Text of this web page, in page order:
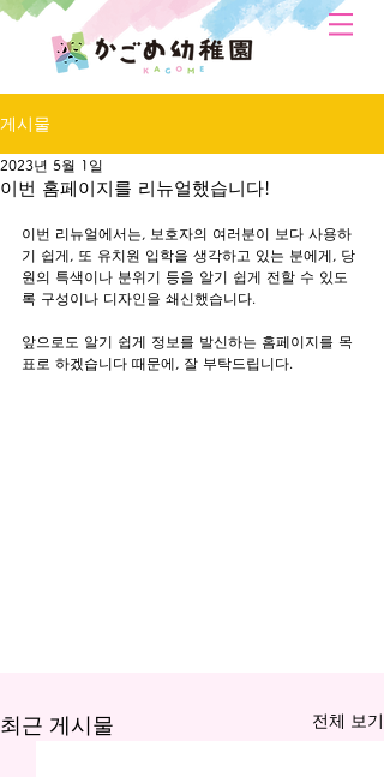
게시물
이번 홈페이지를 리뉴얼했습니다!
2023년 5월 1일
이번 리뉴얼에서는, 보호자의 여러분이 보다 사용하
기 쉽게, 또 유치원 입학을 생각하고 있는 분에게, 당
원의 특색이나 분위기 등을 알기 쉽게 전할 수 있도
록 구성이나 디자인을 쇄신했습니다.
앞으로도 알기 쉽게 정보를 발신하는 홈페이지를 목
표로 하겠습니다 때문에, 잘 부탁드립니다.
최근 게시물 전체 보기